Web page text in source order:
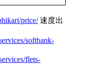
price/速度出
softbank-
flets-